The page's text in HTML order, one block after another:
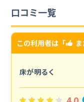
口コミ一覧
この利用者は「
床が明るく